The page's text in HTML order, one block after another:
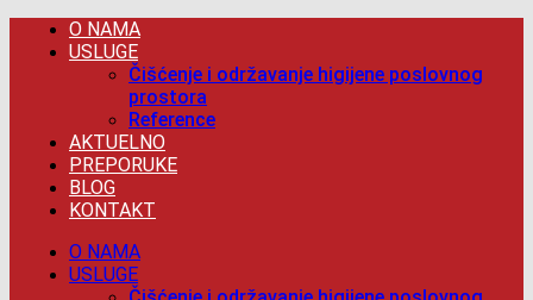
O NAMA
USLUGE
Čišćenje i održavanje higijene poslovnog
prostora
Reference
AKTUELNO
PREPORUKE
BLOG
KONTAKT
O NAMA
USLUGE